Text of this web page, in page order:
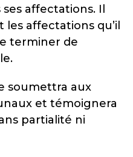
affectations. Il
affectations qu’il
terminer de
soumettra aux
et témoignera
partialité ni